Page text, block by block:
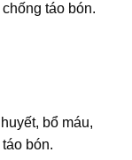
táo bón.
bổ máu,
bón.